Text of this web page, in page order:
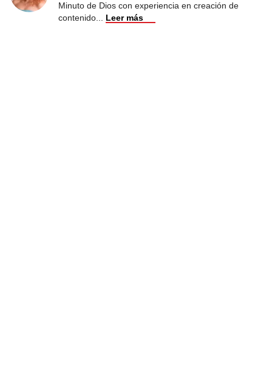
Minuto de Dios con experiencia en creación de
contenido
Leer más